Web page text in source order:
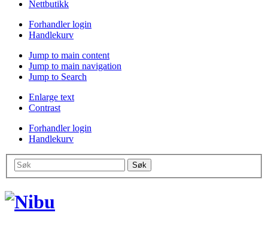
Nettbutikk
Forhandler login
Handlekurv
Jump to main content
Jump to main navigation
Jump to Search
Enlarge text
Contrast
Forhandler login
Handlekurv